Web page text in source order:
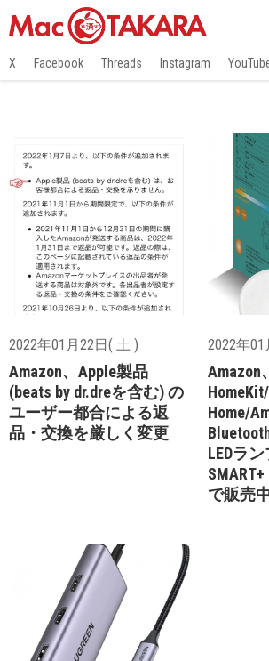
X Facebook Threads Instagram
2022年01月22日( 土 )
Amazon、Apple製品
(beats by dr.dreを含む) の
ユーザー都合による返
品・交換を厳しく変更
2022年
Amazon
Home/
LEDラン
で販売